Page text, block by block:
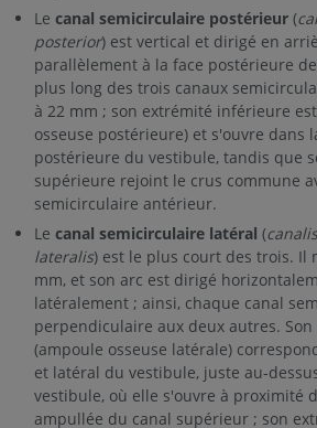
Le canal semicirculaire postérieur (
posterior) est vertical et dirigé en
parallèlement à la face postérieure
plus long des trois canaux
à 22 mm ; son extrémité inférieure
osseuse postérieure) et s'ouvre
postérieure du vestibule, tandis que
supérieure rejoint le crus commune
semicirculaire antérieur.
Le canal semicirculaire latéral (
lateralis) est le plus court des trois. Il
mm, et son arc est dirigé
latéralement ; ainsi, chaque canal
perpendiculaire aux deux autres.
(ampoule osseuse latérale)
et latéral du vestibule, juste au-
vestibule, où elle s'ouvre à proximité
ampullée du canal supérieur ; son